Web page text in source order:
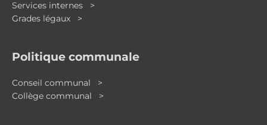
Services internes >
Grades légaux >
Politique communale
Conseil communal >
Collège communal >